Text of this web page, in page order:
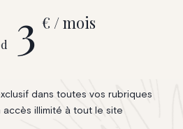
3 € / mois
dans toutes vos rubriques
accès illimité à tout le site